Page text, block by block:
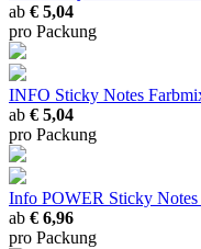
ab € 5,04
pro Packung
INFO Sticky Notes
ab € 5,04
pro Packung
Info POWER Sticky Notes
ab € 6,96
pro Packung